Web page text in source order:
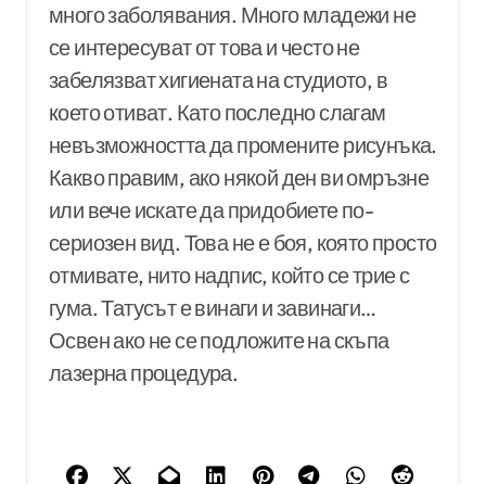
много заболявания. Много младежи не
се интересуват от това и често не
забелязват хигиената на студиото, в
което отиват. Като последно слагам
невъзможността да промените рисунъка.
Какво правим, ако някой ден ви омръзне
или вече искате да придобиете по-
сериозен вид. Това не е боя, която просто
отмивате, нито надпис, който се трие с
гума. Татусът е винаги и завинаги…
Освен ако не се подложите на скъпа
лазерна процедура.